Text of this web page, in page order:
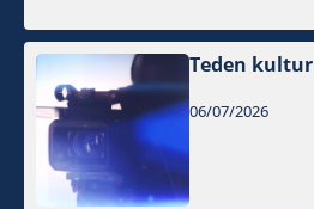
Teden kultur
06/07/2026